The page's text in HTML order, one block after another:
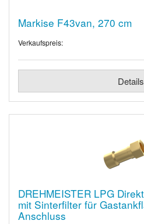
Markise F43van, 270 cm
Verkaufspreis:
Details
DREHMEISTER LPG
mit Sinterfilter für
Anschluss